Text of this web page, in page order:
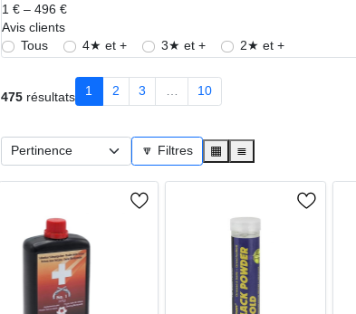
➜ Holsters et autres accessoires revolvers
1 € – 496 €
Avis clients
Tous
4★ et + 3★ et + 2★ et +
475 résultats 1 2 3 10
🔽 Filtres ▦ ≣